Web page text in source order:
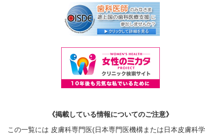
《掲載している情報についてのご注意》
この一覧には 皮膚科専門医(日本専門医機構または日本皮膚科学